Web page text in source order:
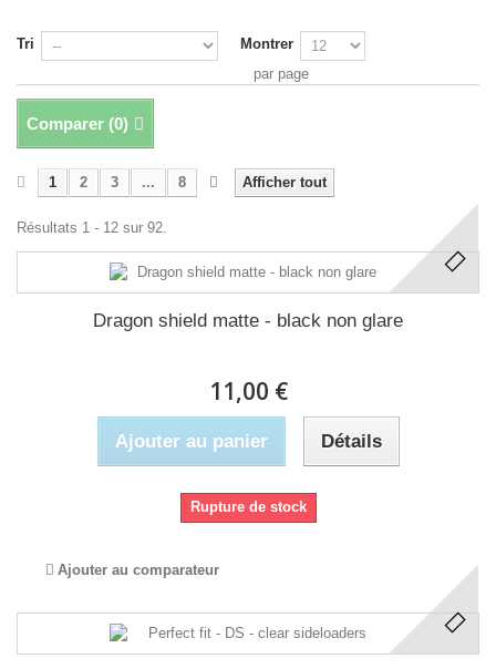
Tri
Montrer
par page
Comparer (0)
Afficher tout
1 2 3 ... 8
Résultats 1 - 12 sur 92.
Dragon shield matte - black non glare
11,00 €
Ajouter au panier Détails
Rupture de stock
Ajouter au comparateur